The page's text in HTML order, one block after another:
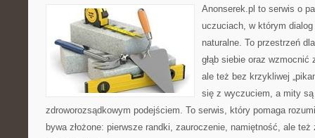
Anonserek.pl to serwis o
uczuciach, w którym
naturalne. To przestrzeń
głąb siebie oraz wzmocnić
ale też bez krzykliwej
się z wyczuciem, a mity
zdroworozsądkowym podejściem. To serwis, który pomaga
bywa złożone: pierwsze randki, zauroczenie, namiętność, ale